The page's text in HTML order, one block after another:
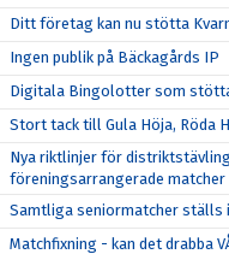
Ditt företag kan nu stötta
Ingen publik på Bäckagårds IP
Digitala Bingolotter som
Stort tack till Gula Höja, Röda
Nya riktlinjer för
föreningsarrangerade matcher
Samtliga seniormatcher ställs
Matchfixning - kan det drabba